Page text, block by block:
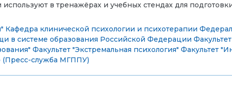
в тренажёрах и учебных стендах для
Кафедра клинической психологии и психотерапии
в системе образования Российской Федерации
Факультет "Экстремальная психология" Факультет
(Пресс-служба МГППУ)